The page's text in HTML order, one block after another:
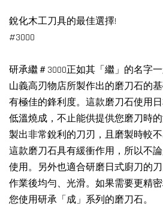
銳化木工刀具的最佳選擇!
#3000
研承繼＃3000正如其「繼」的名字
山義高刃物店所製作出的磨刀石的
有極佳的鋒利度。這款磨刀石使用
低溫燒成，不止能供提供您磨刀時
製出非常銳利的刀刃，且磨製時較不
這款磨刀石具有緩衝作用，所以不
使用。另外也適合研磨日式廚刀的
作業後均勻、光滑。如果需要更精
您使用研承「成」系列的磨刀石。